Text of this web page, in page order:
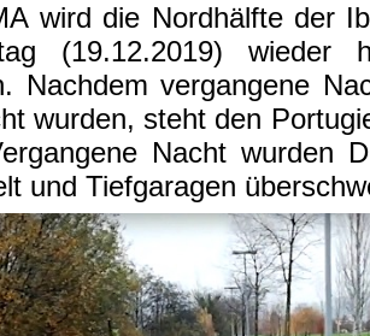
wird die Nordhälfte der
(19.12.2019)
Nachdem vergangene
wurden, steht den
Nacht wurden
und Tiefgaragen